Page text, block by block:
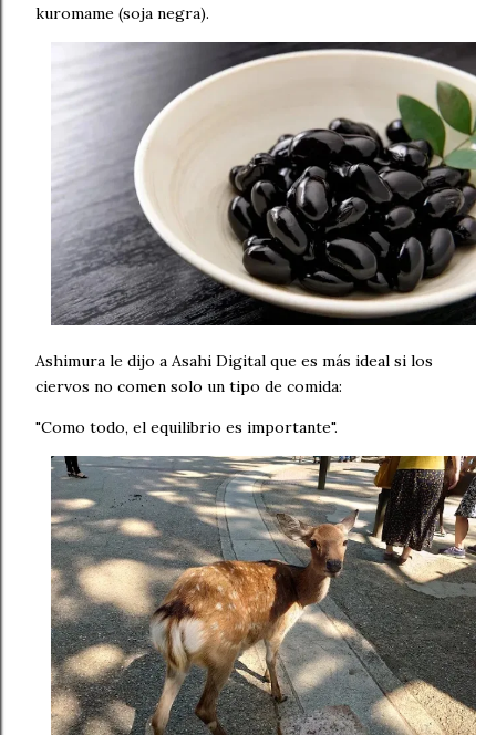
kuromame (soja negra).
Ashimura le dijo a Asahi Digital que es más ideal si los
ciervos no comen solo un tipo de comida:
"Como todo, el equilibrio es importante".